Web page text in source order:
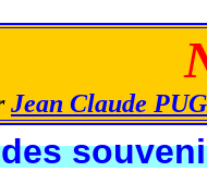
Jean Claude